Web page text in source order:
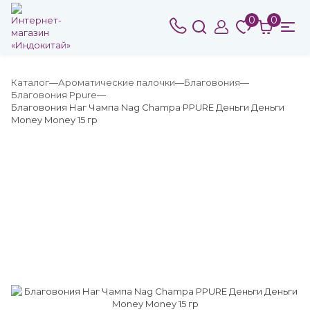
0 0
Каталог Ароматические палочки
Благовония
Благовония Ppure
Благовония Наг Чампа Nag Champa PPURE Деньги Деньги
Money Money 15 гр